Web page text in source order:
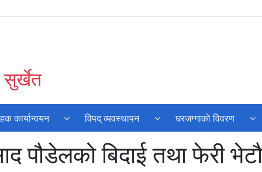
सुर्खेत
कार्यान्वयन विपद् व्यवस्थापन घरजग्गाकाे विवरण
पौडेलको बिदाई तथा फेरी